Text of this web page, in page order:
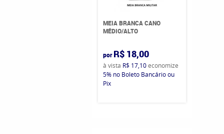
MEIA BRANCA CANO
MÉDIO/ALTO
por R$ 18,00
à vista R$ 17,10economize
5% no Boleto Bancário ou
Pix